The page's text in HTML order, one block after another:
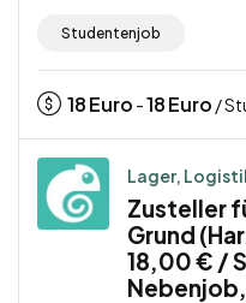
Studentenjob
18Euro -18Euro /
Lager,
Zusteller
Grund
18,00 € /